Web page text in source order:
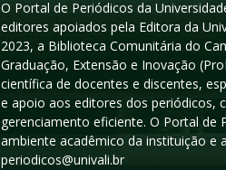
O Portal de Periódicos da
editores apoiados pela Editora da
2023, a Biblioteca Comunitária do
Graduação, Extensão e Inovação
científica de docentes e discentes,
e apoio aos editores dos periódicos,
gerenciamento eficiente. O Portal de
ambiente acadêmico da instituição e
periodicos@univali.br